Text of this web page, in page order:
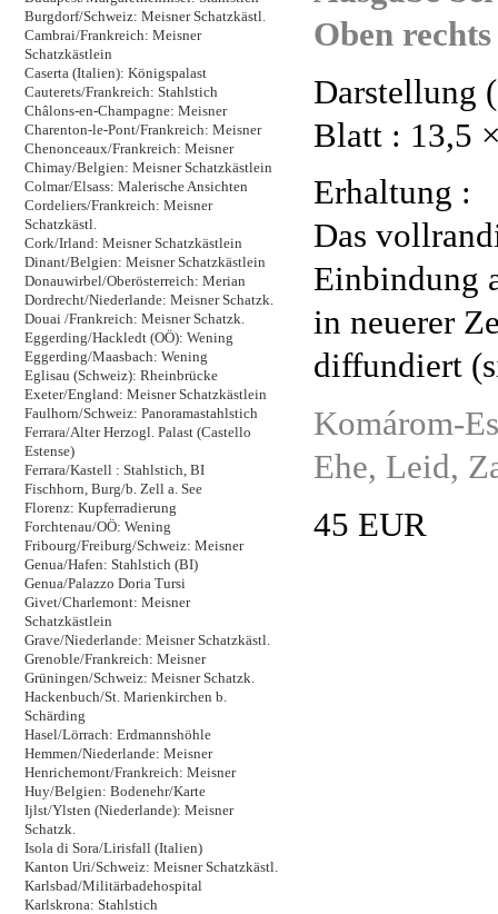
Burgdorf/Schweiz: Meisner Schatzkästl.
Cambrai/Frankreich: Meisner
Schatzkästlein
Caserta (Italien): Königspalast
Cauterets/Frankreich: Stahlstich
Châlons-en-Champagne: Meisner
Charenton-le-Pont/Frankreich: Meisner
Chenonceaux/Frankreich: Meisner
Chimay/Belgien: Meisner Schatzkästlein
Colmar/Elsass: Malerische Ansichten
Cordeliers/Frankreich: Meisner
Schatzkästl.
Cork/Irland: Meisner Schatzkästlein
Dinant/Belgien: Meisner Schatzkästlein
Donauwirbel/Oberösterreich: Merian
Dordrecht/Niederlande: Meisner Schatzk.
Douai /Frankreich: Meisner Schatzk.
Eggerding/Hackledt (OÖ): Wening
Eggerding/Maasbach: Wening
Eglisau (Schweiz): Rheinbrücke
Exeter/England: Meisner Schatzkästlein
Faulhorn/Schweiz: Panoramastahlstich
Ferrara/Alter Herzogl. Palast (Castello
Estense)
Ferrara/Kastell : Stahlstich, BI
Fischhorn, Burg/b. Zell a. See
Florenz: Kupferradierung
Forchtenau/OÖ: Wening
Fribourg/Freiburg/Schweiz: Meisner
Genua/Hafen: Stahlstich (BI)
Genua/Palazzo Doria Tursi
Givet/Charlemont: Meisner
Schatzkästlein
Grave/Niederlande: Meisner Schatzkästl.
Grenoble/Frankreich: Meisner
Grüningen/Schweiz: Meisner Schatzk.
Hackenbuch/St. Marienkirchen b.
Schärding
Hasel/Lörrach: Erdmannshöhle
Hemmen/Niederlande: Meisner
Henrichemont/Frankreich: Meisner
Huy/Belgien: Bodenehr/Karte
Ijlst/Ylsten (Niederlande): Meisner
Schatzk.
Isola di Sora/Lirisfall (Italien)
Kanton Uri/Schweiz: Meisner Schatzkästl.
Karlsbad/Militärbadehospital
Karlskrona: Stahlstich
Oben
Darstellung
Blatt : 13,5
Erhaltung :
Das
Einbindung
in neuerer
diffundiert
Komárom-
Ehe, Leid,
45 EUR